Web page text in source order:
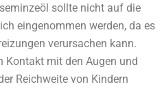
sollte nicht auf die
eingenommen werden, da es
verursachen kann.
Kontakt mit den Augen und
Reichweite von Kindern